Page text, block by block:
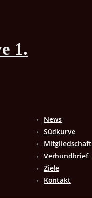
News
Südkurve
Mitgliedschaft
Verbundbrief
Ziele
Kontakt